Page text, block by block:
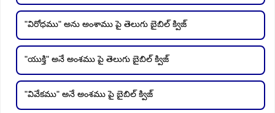
"విరోధము" అను అంశాము పై తెలుగు బైబిల్ క్విజ్
"యుక్తి" అనే అంశము పై తెలుగు బైబిల్ క్విజ్
"వివేకము" అనే అంశము పై బైబిల్ క్విజ్